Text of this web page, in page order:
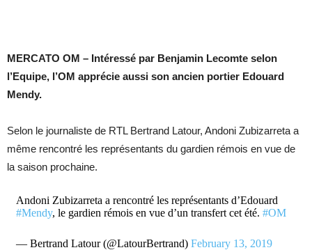
MERCATO OM – Intéressé par Benjamin Lecomte selon
l’Equipe, l’OM apprécie aussi son ancien portier Edouard
Mendy.
Selon le journaliste de RTL Bertrand Latour, Andoni Zubizarreta a
même rencontré les représentants du gardien rémois en vue de
la saison prochaine.
Andoni Zubizarreta a rencontré les représentants d’Edouard
#Mendy, le gardien rémois en vue d’un transfert cet été. #OM
— Bertrand Latour (@LatourBertrand) February 13, 2019